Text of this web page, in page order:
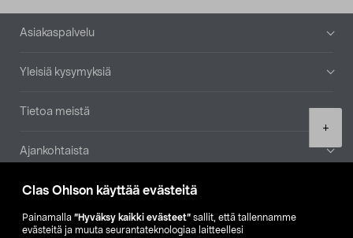
Clas Ohlson käyttää evästeitä
Painamalla ”Hyväksy kaikki evästeet” sallit, että tallennamme
evästeitä ja muuta seurantateknologiaa laitteellesi
+
Alatunniste
Asiakaspalvelu
Yleisiä kysymyksiä
Tietoa meistä
Ajankohtaista
Muut yrityksemme
Etsi myymälä